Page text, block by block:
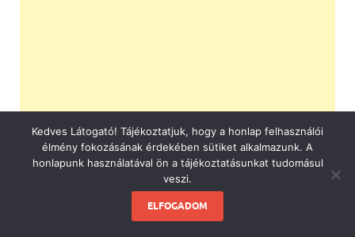
Kedves Látogató! Tájékoztatjuk, hogy a honlap felhasználói
élmény fokozásának érdekében sütiket alkalmazunk. A
honlapunk használatával ön a tájékoztatásunkat tudomásul
veszi.
ELFOGADOM